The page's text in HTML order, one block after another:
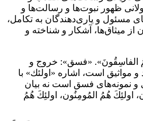
ظهور نبوت‌ها و رسالت‌ها و
مسئول و يارى‌دهندگان به تكامل،
ميثاق‌ها، آشكار و شناخته و
الفاسِقُونَ». «فسق»: خروج و
مواثيق است، اشاره «اولئك» با
و نمونه‌هاى فسق است نه بيان
اولئِكَ هُمُ المُومِنُون، اولئِكَ هُمُ